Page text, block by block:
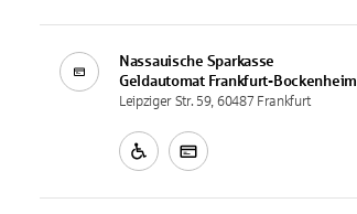
Nassauische Sparkasse
Geldautomat Frankfurt-Bockenheim
Leipziger Str. 59, 60487 Frankfurt